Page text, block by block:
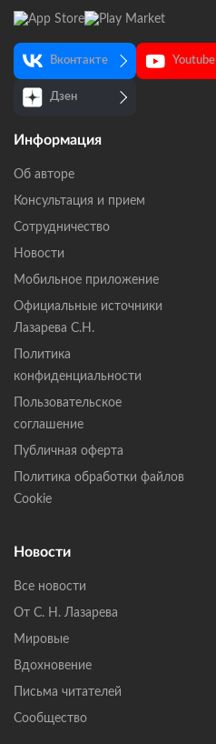
Вконтакте Youtube
Дзен
Информация
Об авторе
Консультация и прием
Сотрудничество
Новости
Мобильное приложение
Официальные источники
Лазарева С.Н.
Политика
конфиденциальности
Пользовательское
соглашение
Публичная оферта
Политика обработки файлов
Cookie
Новости
Все новости
От С. Н. Лазарева
Мировые
Вдохновение
Письма читателей
Сообщество